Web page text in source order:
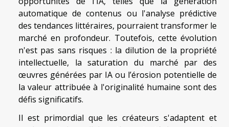
automatique de contenus ou l'analyse prédictive
des tendances littéraires, pourraient transformer le
marché en profondeur. Toutefois, cette évolution
n'est pas sans risques : la dilution de la propriété
intellectuelle, la saturation du marché par des
œuvres générées par IA ou l’érosion potentielle de
la valeur attribuée à l'originalité humaine sont des
défis significatifs.
Il est primordial que les créateurs s'adaptent et